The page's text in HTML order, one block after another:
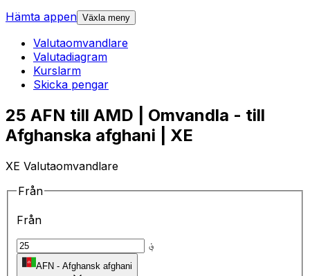
Hämta appen Växla meny
Valutaomvandlare
Valutadiagram
Kurslarm
Skicka pengar
25 AFN till AMD | Omvandla - till
Afghanska afghani | XE
XE Valutaomvandlare
Från
Från
؋
AFN - Afghansk afghani